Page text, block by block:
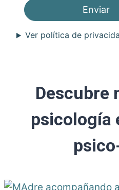
Ver política de
Descubre
psicología